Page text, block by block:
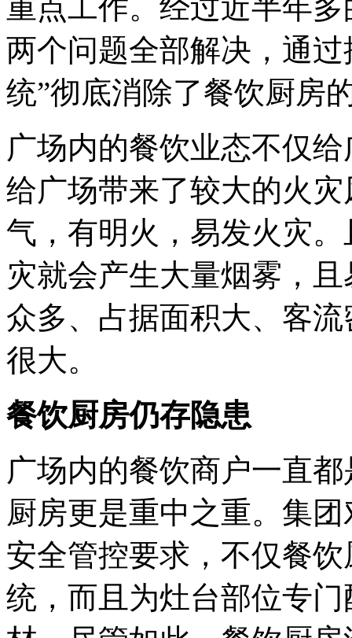
重点工作。经过近半年
两个问题全部解决，通
统”彻底消除了餐饮厨房
广场内的餐饮业态不仅
给广场带来了较大的火
气，有明火，易发火灾
灾就会产生大量烟雾，
众多、占据面积大、客
很大。
餐饮厨房仍存隐患
广场内的餐饮商户一直
厨房更是重中之重。集
安全管控要求，不仅餐
统，而且为灶台部位专